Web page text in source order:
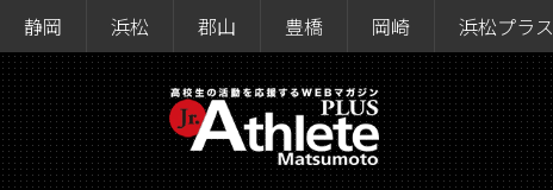
静岡 浜松 郡山 豊橋 岡崎 浜松プラス